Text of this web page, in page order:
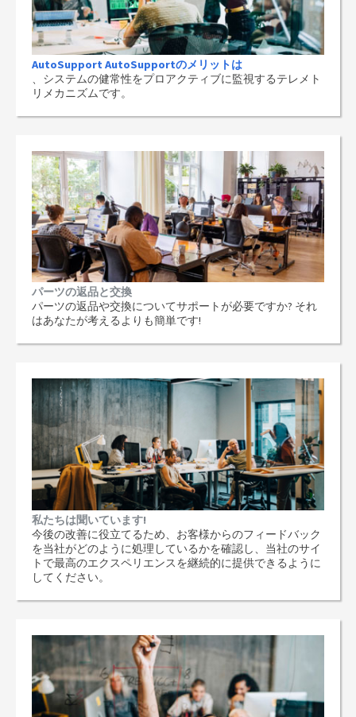
AutoSupport AutoSupportのメリットは
、システムの健常性をプロアクティブに監視するテレメト
リメカニズムです。
パーツの返品と交換
パーツの返品や交換についてサポートが必要ですか? それ
はあなたが考えるよりも簡単です!
私たちは聞いています!
今後の改善に役立てるため、お客様からのフィードバック
を当社がどのように処理しているかを確認し、当社のサイ
トで最高のエクスペリエンスを継続的に提供できるように
してください。